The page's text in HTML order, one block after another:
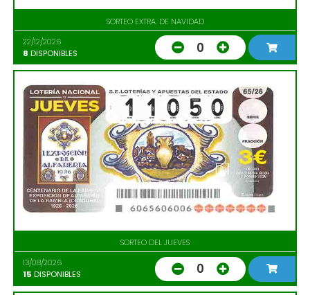
SORTEO EXTRA. DE NAVIDAD
22/12/2026
8 DISPONIBLES 0
SORTEO DEL JUEVES
13/08/2026
15 DISPONIBLES 0